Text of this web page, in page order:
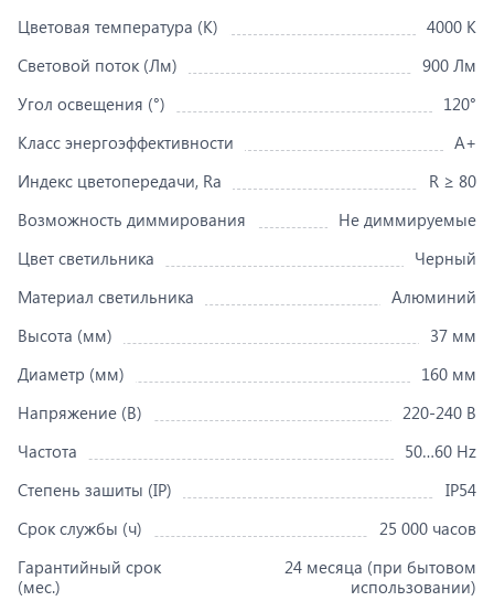
Цветовая температура (K)
4000 K
Световой поток (Лм)
900 Лм
Угол освещения (°)
120°
Класс энергоэффективности
A+
Индекс цветопередачи, Ra
R ≥ 80
Возможность диммирования
Не диммируемые
Цвет светильника
Черный
Материал светильника
Алюминий
Высота (мм)
37 мм
Диаметр (мм)
160 мм
Напряжение (В)
220-240 В
Частота
50…60 Hz
Степень зашиты (IP)
IP54
Срок службы (ч)
25 000 часов
Гарантийный срок
(мес.)
24 месяца (при бытовом
использовании)